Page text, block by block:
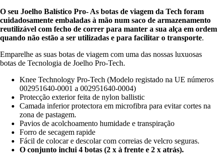
O seu Joelho Balístico Pro- As botas de viagem da Tech foram
cuidadosamente embaladas à mão num saco de armazenamento
reutilizável com fecho de correr para manter a sua alça em ordem
quando não estão a ser utilizadas e para facilitar o transporte.
Emparelhe as suas botas de viagem com uma das nossas luxuosas
botas de Tecnologia de Joelho Pro-Tech.
Knee Technology Pro-Tech (Modelo registado na UE números
002951640-0001 a 002951640-0004)
Protecção exterior feita de nylon ballistic
Camada inferior protectora em microfibra para evitar cortes na
zona de pastagem.
Pavios de acolchoamento humidade e transpiração
Forro de secagem rapide
Fácil de colocar e descolar com correias de velcro seguras.
O conjunto inclui 4 botas (2 x à frente e 2 x atrás).